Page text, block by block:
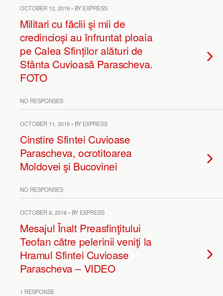
OCTOBER 12, 2016 • BY EXPRESS
Militari cu făclii şi mii de
credincioși au înfruntat ploaia
pe Calea Sfinților alături de
Sfânta Cuvioasă Parascheva.
FOTO
NO RESPONSES
OCTOBER 11, 2016 • BY EXPRESS
Cinstire Sfintei Cuvioase
Parascheva, ocrotitoarea
Moldovei şi Bucovinei
NO RESPONSES
OCTOBER 8, 2016 • BY EXPRESS
Mesajul Înalt Preasfinţitului
Teofan către pelerinii veniţi la
Hramul Sfintei Cuvioase
Parascheva – VIDEO
1 RESPONSE